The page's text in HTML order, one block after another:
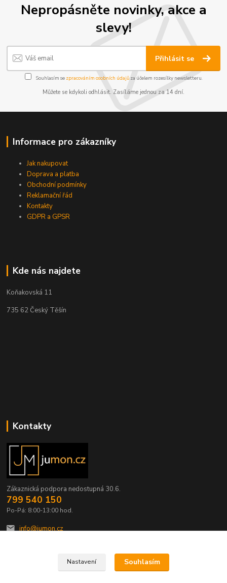
Nepropásněte novinky, akce a
slevy!
Přihlásit se
Souhlasím se zpracováním osobních údajůza účelem rozesílky newsletteru.
Můžete se kdykoli odhlásit. Zasíláme jednou za 14 dní.
Informace pro zákazníky
Jak nakupovat
Doprava a platba
Obchodní podmínky
Reklamační řád
Kontakty
GDPR a GPSR
Kde nás najdete
Koňakovská 11
735 62 Český Těšín
Kontakty
Zákaznická podpora nedostupná 30.6.
799 540 150
Po-Pá: 8:00-13:00 hod.
info@jumon.cz
Nastavení Souhlasím